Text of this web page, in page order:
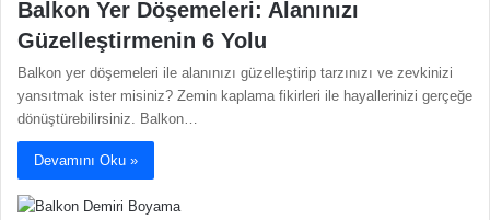
Balkon Yer Döşemeleri: Alanınızı
Güzelleştirmenin 6 Yolu
Balkon yer döşemeleri ile alanınızı güzelleştirip tarzınızı ve zevkinizi
yansıtmak ister misiniz? Zemin kaplama fikirleri ile hayallerinizi gerçeğe
dönüştürebilirsiniz. Balkon…
Devamını Oku »